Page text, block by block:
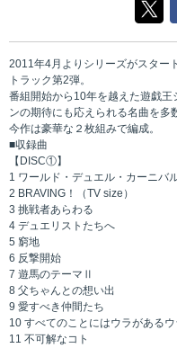
2011年4月よりシリーズがスタ
トラック第2弾。
番組開始から10年を越えた遊戯
ンの期待にも応えられる名曲を多
今作は豪華な２枚組みで編成。
■収録曲
【DISC①】
1 ワールド・デュエル・カーニバ
2 BRAVING！（TV size）
3 挑戦者あらわる
4 デュエリストたちへ
5 窮地
6 反撃開始
7 遊馬のテーマⅡ
8 父ちゃんとの想い出
9 愛すべき仲間たち
10 すべてのことにはウラがあるウ
11 不可解なコト